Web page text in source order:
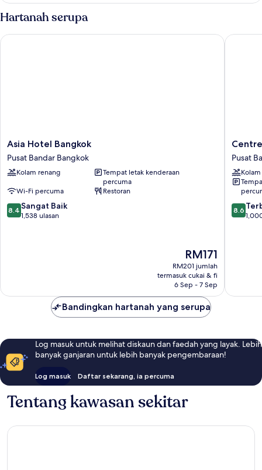
Hartanah serupa
Asia
Hotel
Bangkok
Pusat
Bangkok
Asia Hotel Bangkok
Pusat Bandar Bangkok
Kolam renang
Tempat letak kenderaan
percuma
Wi-Fi percuma
Restoran
8.4
daripada
8.4 Sangat Baik
1,538 ulasan
Harga
ialah
RM171
RM171
RM201 jumlah
termasuk cukai & fi
6 Sep - 7 Sep
Asia Hotel Bangkok
Centre
Point
Plus
Hotel
Pusat
Bandar
Pusat
8.6
8.6
Centre
Bandingkan hartanah yang serupa
Log masuk untuk melihat diskaun dan faedah yang layak. Lebih
banyak ganjaran untuk lebih banyak pengembaraan!
Log masuk Daftar sekarang, ia percuma
Tentang kawasan sekitar